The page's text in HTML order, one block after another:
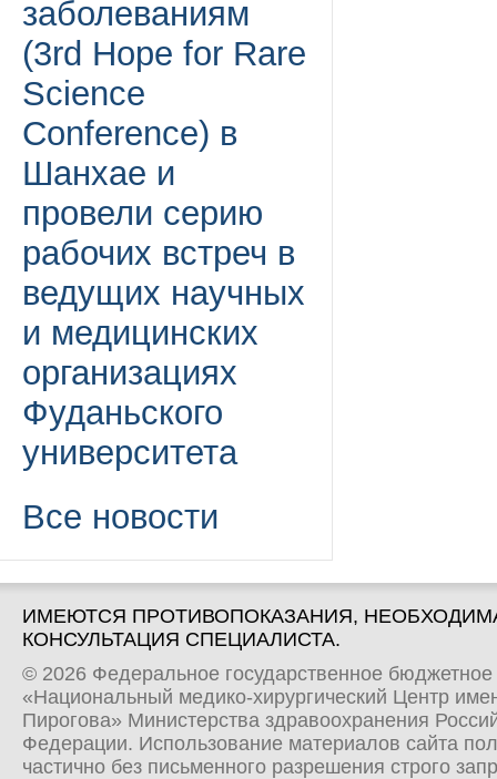
заболеваниям
(3rd Hope for Rare
Science
Conference) в
Шанхае и
провели серию
рабочих встреч в
ведущих научных
и медицинских
организациях
Фуданьского
университета
Все новости
ИМЕЮТСЯ ПРОТИВОПОКАЗАНИЯ,
КОНСУЛЬТАЦИЯ СПЕЦИАЛИСТА.
© 2026 Федеральное государственное
«Национальный медико-хирургический Центр
Пирогова» Министерства здравоохранения
Федерации. Использование материалов сайта
частично без письменного разрешения строго